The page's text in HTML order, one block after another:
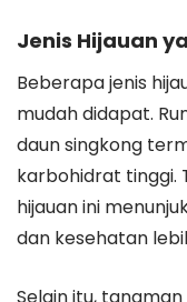
Jenis Hijauan
Beberapa jenis
mudah didapat.
daun singkong
karbohidrat tinggi.
hijauan ini
dan kesehatan